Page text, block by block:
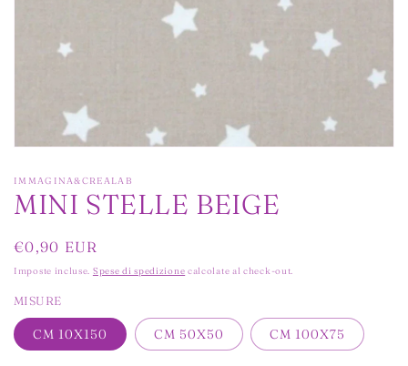
multimediali
1
in
IMMAGINA&CREALAB
MINI STELLE BEIGE
Prezzo
di
€0,90 EUR
Imposte incluse. Spese di spedizione calcolate al check-out.
MISURE
CM 10X150 CM 50X50 CM 100X75